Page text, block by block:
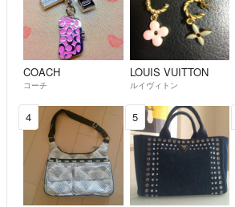
COACH
コーチ
LOUIS VUITTON
ルイヴィトン
4 5